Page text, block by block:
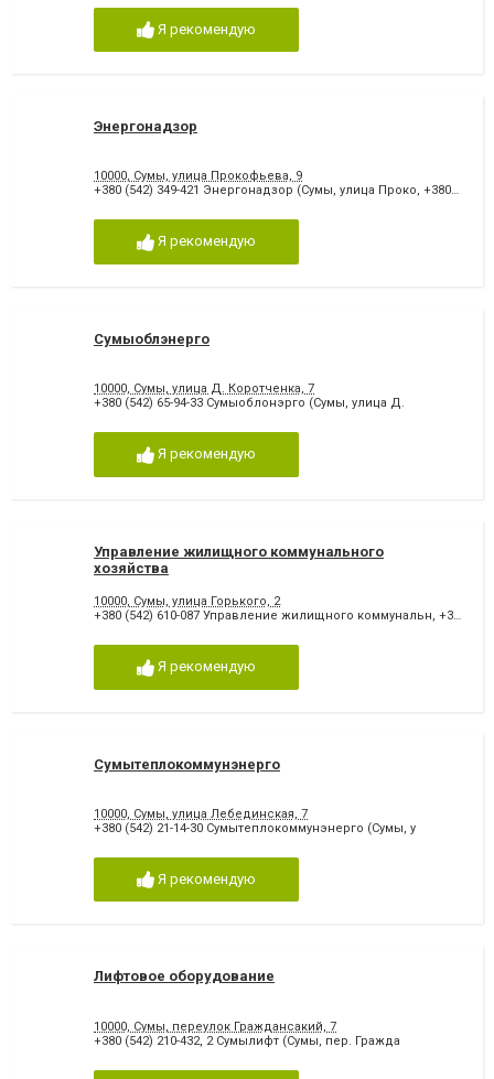
Я рекомендую
Энергонадзор
10000, Сумы, улица Прокофьева, 9
+380 (542) 349-421 Энергонадзор (Сумы, улица Проко, +380 (542) 349-326
Я рекомендую
Сумыоблэнерго
10000, Сумы, улица Д. Коротченка, 7
+380 (542) 65-94-33 Сумыоблонэрго (Сумы, улица Д.
Я рекомендую
Управление жилищного коммунального
хозяйства
10000, Сумы, улица Горького, 2
+380 (542) 610-087 Управление жилищного коммунальн, +380 (542) 275-059
Я рекомендую
Сумытеплокоммунэнерго
10000, Сумы, улица Лебединская, 7
+380 (542) 21-14-30 Сумытеплокоммунэнерго (Сумы, у
Я рекомендую
Лифтовое оборудование
10000, Сумы, переулок Граждансакий, 7
+380 (542) 210-432, 2 Сумылифт (Сумы, пер. Гражда